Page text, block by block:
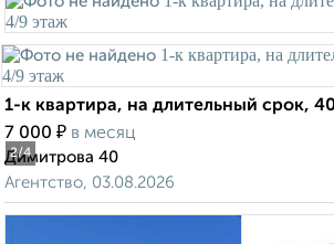
2/4
1-к квартира, на длительный срок,
7 000 ₽ в месяц
Димитрова 40
Агентство, 03.08.2026